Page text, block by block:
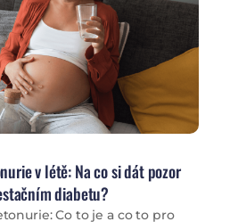
v létě: Na co si dát pozor
diabetu?
Co to je a co to pro